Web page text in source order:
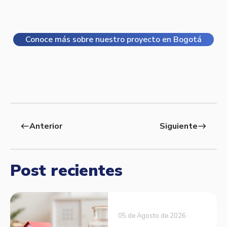
Conoce más sobre nuestro proyecto en Bogotá
westAnterior Siguienteeast
Post recientes
05 de Agosto de 2026